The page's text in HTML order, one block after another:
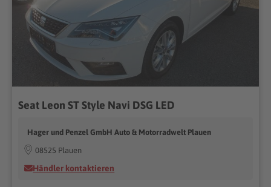
Seat Leon ST Style Navi DSG LED
Hager und Penzel GmbH Auto & Motorradwelt Plauen
08525 Plauen
Händler kontaktieren